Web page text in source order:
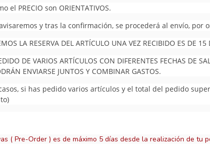
el PRECIO son ORIENTATIVOS.
y tras la confirmación, se procederá al envío, por
LA RESERVA DEL ARTÍCULO UNA VEZ RECIBIDO ES DE
DE VARIOS ARTÍCULOS CON DIFERENTES FECHAS DE
ENVIARSE JUNTOS Y COMBINAR GASTOS.
si has pedido varios artículos y el total del pedido
( Pre-Order ) es de máximo 5 días desde la realización de tu